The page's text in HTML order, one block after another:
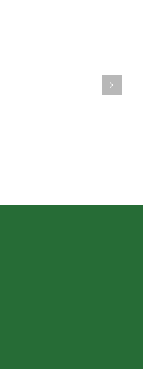
Tabellen